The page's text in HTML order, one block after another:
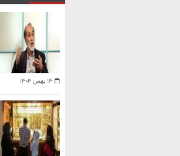
۱۴ بهمن ۱۴۰۴